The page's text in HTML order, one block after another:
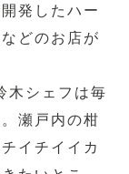
発したハー
どのお店が
木シェフは毎
瀬戸内の柑
イチイイカ